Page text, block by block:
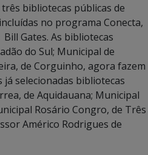
bibliotecas públicas de
no programa Conecta,
Gates. As bibliotecas
do Sul; Municipal de
de Corguinho, agora fazem
selecionadas bibliotecas
de Aquidauana; Municipal
Rosário Congro, de Três
Américo Rodrigues de